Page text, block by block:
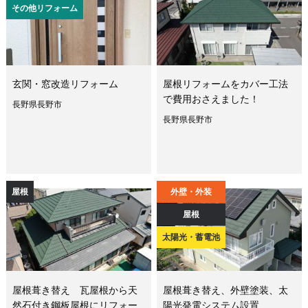
その他リフォーム
玄関・窓改造リフォーム
長野県長野市
屋根リフォームをカバー工法
で費用おさえました！
長野県長野市
屋根
屋根葺き替え 瓦屋根から天
然石付き鋼板屋根にリフォー
外壁・外装
屋根
太陽光・蓄電池
屋根葺き替え、外壁塗装、太
陽光発電システム設置